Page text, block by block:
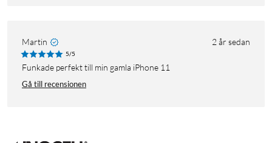
Martin 2 år sedan
5/5
Funkade perfekt till min gamla iPhone 11
Gå till recensionen